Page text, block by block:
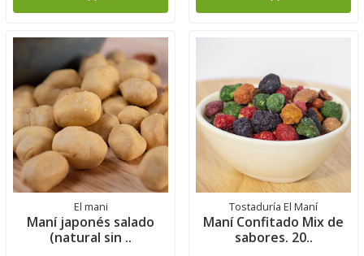
El mani
Maní japonés salado
(natural sin ..
Tostaduría El Maní
Maní Confitado Mix de
sabores. 20..